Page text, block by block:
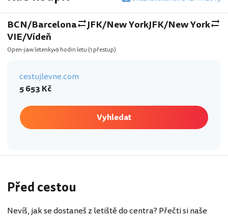
BCN/Barcelona JFK/New YorkJFK/New York
VIE/Vídeň
Open-jaw letenky 9 hodin letu (1 přestup)
cestujlevne.com
5 653 Kč
Vyhledat
Před cestou
Nevíš, jak se dostaneš z letiště do centra? Přečti si naše